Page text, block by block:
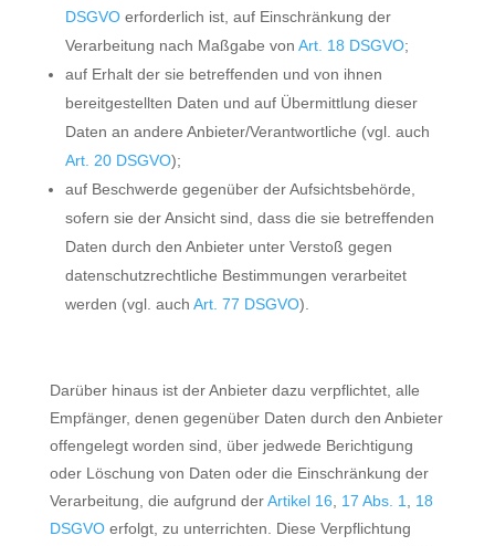
DSGVOerforderlich ist, auf Einschränkung der
Verarbeitung nach Maßgabe von Art. 18 DSGVO;
auf Erhalt der sie betreffenden und von ihnen
bereitgestellten Daten und auf Übermittlung dieser
Daten an andere Anbieter/Verantwortliche (vgl. auch
Art. 20 DSGVO);
auf Beschwerde gegenüber der Aufsichtsbehörde,
sofern sie der Ansicht sind, dass die sie betreffenden
Daten durch den Anbieter unter Verstoß gegen
datenschutzrechtliche Bestimmungen verarbeitet
werden (vgl. auch Art. 77 DSGVO).
Darüber hinaus ist der Anbieter dazu verpflichtet, alle
Empfänger, denen gegenüber Daten durch den Anbieter
offengelegt worden sind, über jedwede Berichtigung
oder Löschung von Daten oder die Einschränkung der
Verarbeitung, die aufgrund derArtikel 16 17 Abs. 1
18
DSGVOerfolgt, zu unterrichten. Diese Verpflichtung